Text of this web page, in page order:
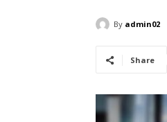
By admin02
Share